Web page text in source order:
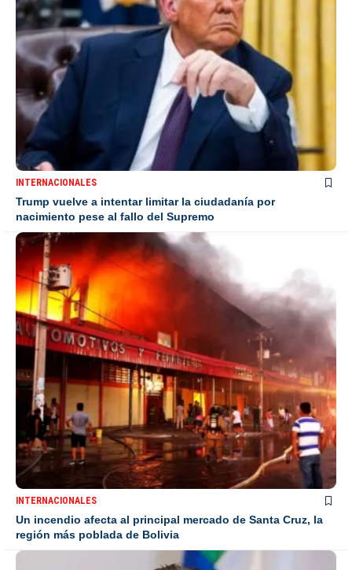
INTERNACIONALES
Trump vuelve a intentar limitar la ciudadanía por
nacimiento pese al fallo del Supremo
INTERNACIONALES
Un incendio afecta al principal mercado de Santa Cruz, la
región más poblada de Bolivia